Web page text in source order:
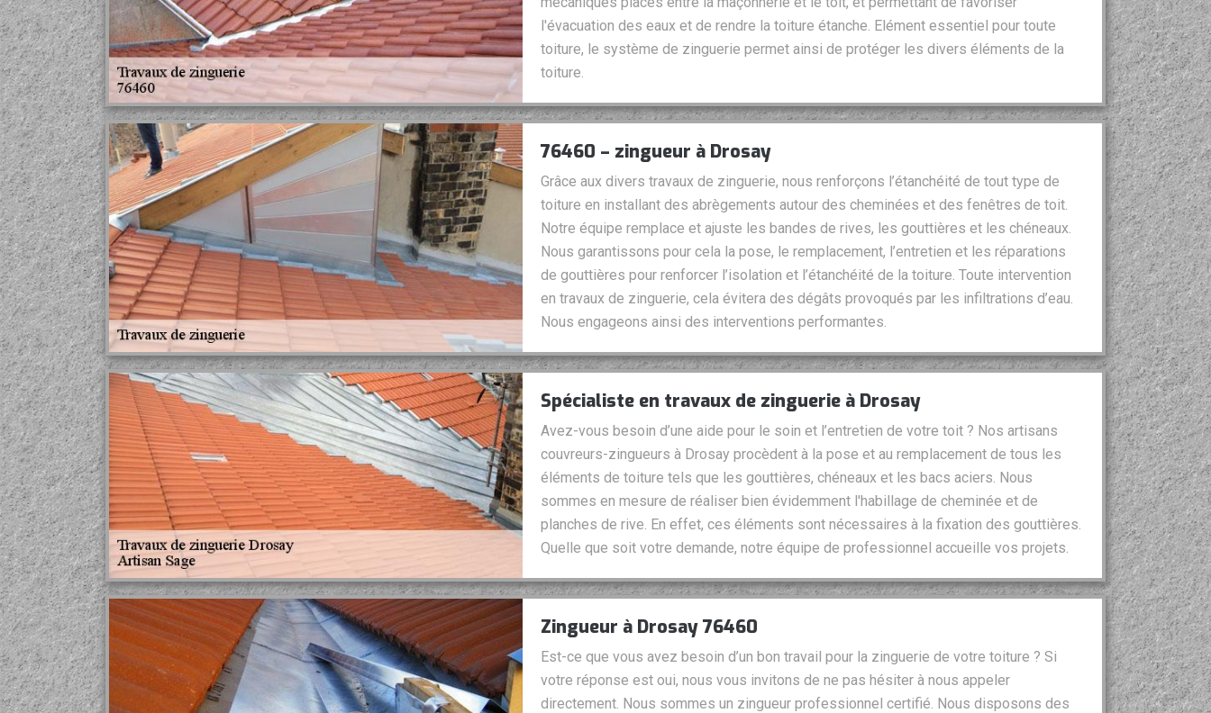
l'évacuation des eaux et de rendre la toiture étanche. Elément essentiel pour toute
toiture, le système de zinguerie permet ainsi de protéger les divers éléments de la
toiture.
76460 – zingueur à Drosay
Grâce aux divers travaux de zinguerie, nous renforçons l’étanchéité de tout type de
toiture en installant des abrègements autour des cheminées et des fenêtres de toit.
Notre équipe remplace et ajuste les bandes de rives, les gouttières et les chéneaux.
Nous garantissons pour cela la pose, le remplacement, l’entretien et les réparations
de gouttières pour renforcer l’isolation et l’étanchéité de la toiture. Toute intervention
en travaux de zinguerie, cela évitera des dégâts provoqués par les infiltrations d’eau.
Nous engageons ainsi des interventions performantes.
Spécialiste en travaux de zinguerie à Drosay
Avez-vous besoin d’une aide pour le soin et l’entretien de votre toit ? Nos artisans
couvreurs-zingueurs à Drosay procèdent à la pose et au remplacement de tous les
éléments de toiture tels que les gouttières, chéneaux et les bacs aciers. Nous
sommes en mesure de réaliser bien évidemment l'habillage de cheminée et de
planches de rive. En effet, ces éléments sont nécessaires à la fixation des gouttières.
Quelle que soit votre demande, notre équipe de professionnel accueille vos projets.
Zingueur à Drosay 76460
Est-ce que vous avez besoin d’un bon travail pour la zinguerie de votre toiture ? Si
votre réponse est oui, nous vous invitons de ne pas hésiter à nous appeler
directement. Nous sommes un zingueur professionnel certifié. Nous disposons des